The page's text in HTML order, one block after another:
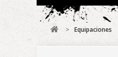
> Equipaciones